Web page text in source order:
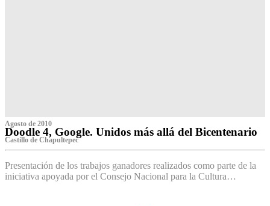
Agosto de 2010
Doodle 4, Google. Unidos más allá del Bicentenario
Castillo de Chapultepec
Presentación de los trabajos ganadores realizados como parte de la
iniciativa apoyada por el Consejo Nacional para la Cultura…